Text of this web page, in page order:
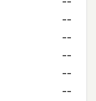
--
--
--
--
--